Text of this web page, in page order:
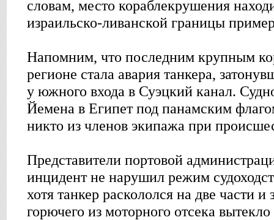
словам, место кораблекрушения
израильско-ливанской границы
Напомним, что последним крупным
регионе стала авария танкера,
у южного входа в Суэцкий канал.
Йемена в Египет под панамским
никто из членов экипажа при
Представители портовой
инцидент не нарушил режим
хотя танкер раскололся на две части и
горючего из моторного отсека